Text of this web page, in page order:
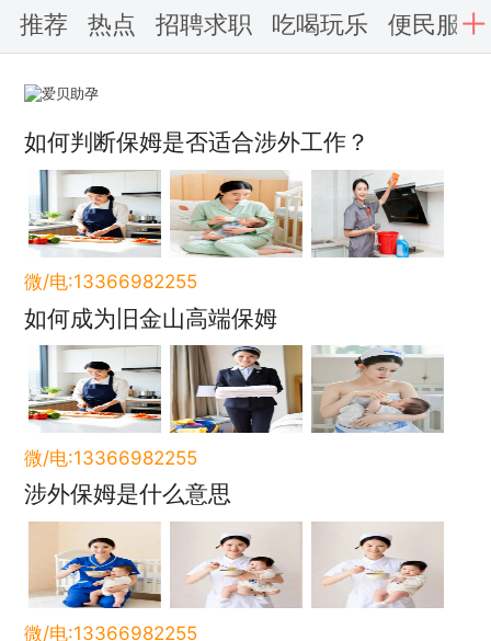
推荐 热点 招聘求职 吃喝玩乐 便民服务
如何判断保姆是否适合涉外工作？
微/电:13366982255
如何成为旧金山高端保姆
微/电:13366982255
涉外保姆是什么意思
微/电:13366982255